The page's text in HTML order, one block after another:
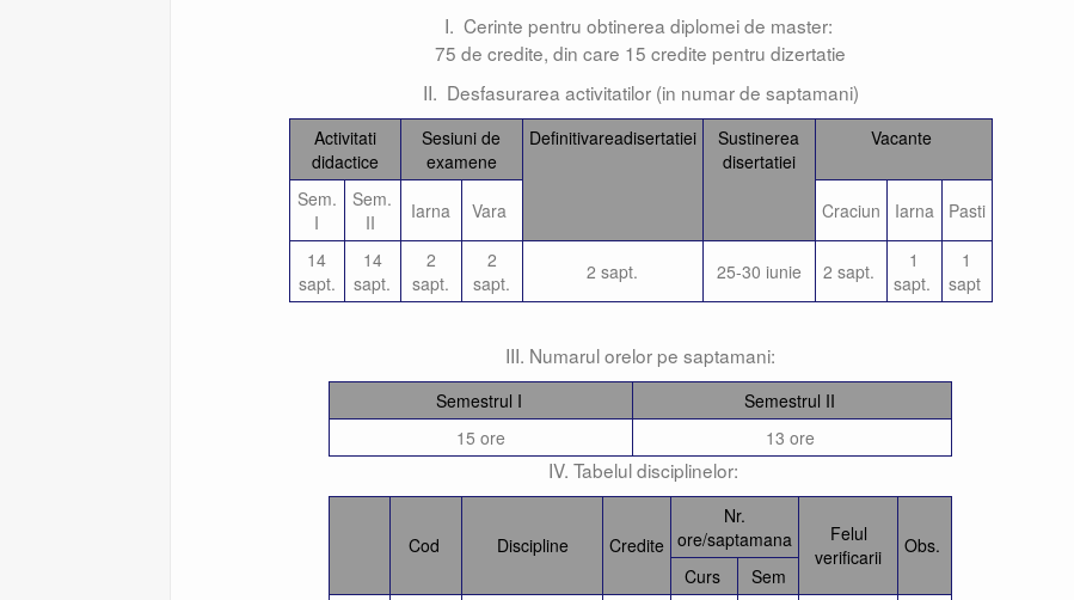
I. Cerinte pentru obtinerea diplomei de master:
75 de credite, din care 15 credite pentru dizertatie
II. Desfasurarea activitatilor (in numar de saptamani)
Activitati
didactice
Sesiuni de
examene
Definitivareadisertatiei
Sustinerea
disertatiei
Vacante
Sem.
I
Sem.
II
Iarna Vara Craciun Iarna Pasti
14
sapt.
14
sapt.
2
sapt.
2
sapt.
2 sapt. 25-30 iunie 2 sapt.
1
sapt.
1
sapt
III. Numarul orelor pe saptamani:
Semestrul I
Semestrul II
15 ore
13 ore
IV. Tabelul disciplinelor:
Cod Discipline Credite
Nr.
ore/saptamana
Felul
verificarii
Obs.
Curs
Sem